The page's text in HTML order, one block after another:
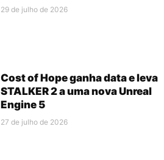
29 de julho de 2026
Cost of Hope ganha data e leva
STALKER 2 a uma nova Unreal
Engine 5
27 de julho de 2026